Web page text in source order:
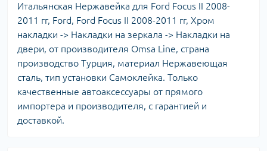
Итальянская Нержавейка для Ford Focus II 2008-
2011 гг, Ford, Ford Focus II 2008-2011 гг, Хром
накладки -> Накладки на зеркала -> Накладки на
двери, от производителя Omsa Line, страна
производство Турция, материал Нержавеющая
сталь, тип установки Самоклейка. Только
качественные автоаксессуары от прямого
импортера и производителя, с гарантией и
доставкой.